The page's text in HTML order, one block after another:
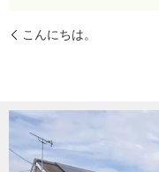
こんにちは。